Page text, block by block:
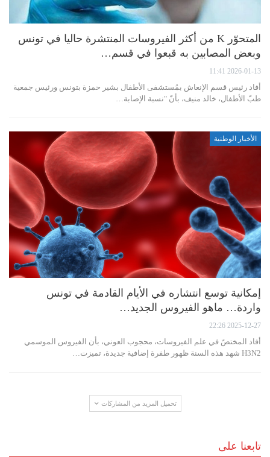
المتحوّر K من أكثر الفيروسات المنتشرة حاليا في تونس
وبعض المصابين به قبعوا في قسم…
2026-01-13 11:41
أفاد رئيس قسم الإنعاش بمُستشفى الأطفال بشير حمزة بتونس ورئيس جمعية
طبّ الأطفال، خالد منيف، بأنّ "نسبة الإصابة…
الأخبار الوطنية
إمكانية توسع انتشاره في الأيام القادمة في تونس
واردة… ماهو الفيروس الجديد…
2025-12-27 22:26
أفاد المختصّ في علم الفيروسات، محجوب العوني، بأن الفيروس الموسمي
H3N2 شهد هذه السنة ظهور طفرة إضافية جديدة، تميزت…
تحميل المزيد من المشاركات
تابعنا على